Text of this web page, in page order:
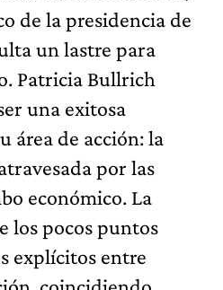
de la presidencia de
un lastre para
Patricia Bullrich
una exitosa
área de acción: la
por las
económico. La
los pocos puntos
explícitos entre